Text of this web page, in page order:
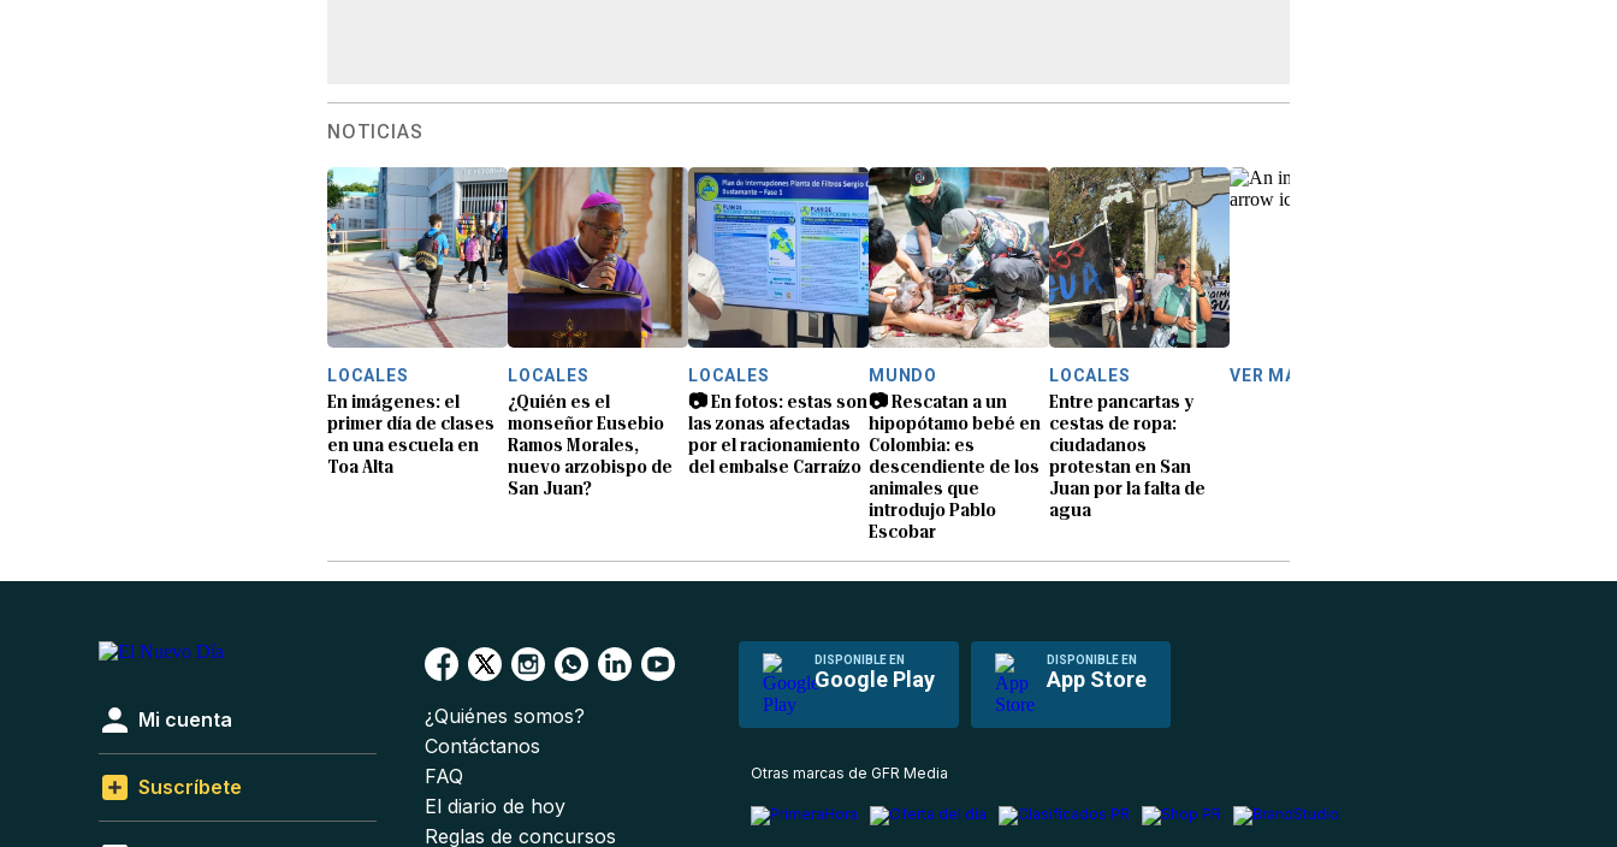
NOTICIAS
LOCALES
En imágenes: el
primer día de clases
en una escuela en
Toa Alta
LOCALES
¿Quién es el
monseñor Eusebio
Ramos Morales,
nuevo arzobispo de
San Juan?
LOCALES
📷 En fotos: estas son
las zonas afectadas
por el racionamiento
del embalse Carraízo
MUNDO
📷 Rescatan a un
hipopótamo bebé en
Colombia: es
descendiente de los
animales que
introdujo Pablo
Escobar
LOCALES
Entre pancartas y
cestas de ropa:
ciudadanos
protestan en San
Juan por la falta de
agua
VER MÁS
DISPONIBLE EN
Google Play
DISPONIBLE EN
App Store
Mi cuenta
Suscríbete
¿Quiénes somos?
Contáctanos
FAQ
El diario de hoy
Reglas de concursos
Otras marcas de GFR Media